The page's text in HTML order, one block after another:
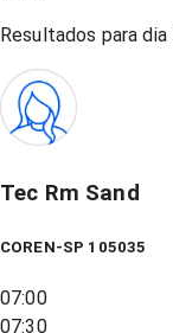
Resultados para dia
Tec Rm Sand
COREN-SP 105035
07:00
07:30